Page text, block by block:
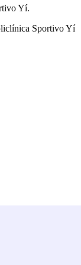
Yí.
Sportivo Yí